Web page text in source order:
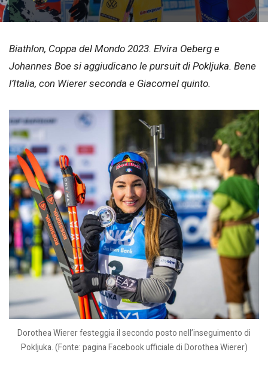
Biathlon, Coppa del Mondo 2023. Elvira Oeberg e
Johannes Boe si aggiudicano le pursuit di Pokljuka. Bene
l’Italia, con Wierer seconda e Giacomel quinto.
Dorothea Wierer festeggia il secondo posto nell’inseguimento di
Pokljuka. (Fonte: pagina Facebook ufficiale di Dorothea Wierer)